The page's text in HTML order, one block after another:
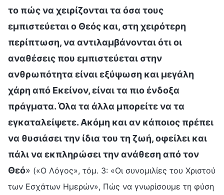
το πώς να χειρίζονται τα όσα τους
εμπιστεύεται ο Θεός και, στη χειρότερη
περίπτωση, να αντιλαμβάνονται ότι οι
αναθέσεις που εμπιστεύεται στην
ανθρωπότητα είναι εξύψωση και μεγάλη
χάρη από Εκείνον, είναι τα πιο ένδοξα
πράγματα. Όλα τα άλλα μπορείτε να τα
εγκαταλείψετε. Ακόμη και αν κάποιος πρέπει
να θυσιάσει την ίδια του τη ζωή, οφείλει και
πάλι να εκπληρώσει την ανάθεση από τον
Θεό» («Ο Λόγος», τόμ. 3: «Οι συνομιλίες του Χριστού
των Εσχάτων Ημερών», Πώς να γνωρίσουμε τη φύση